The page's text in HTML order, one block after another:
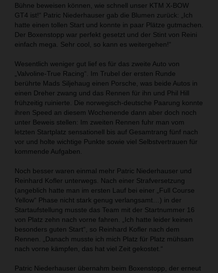
Bühne beweisen können, wie schnell unser KTM X-BOW
GT4 ist!“ Patric Niederhauser gab die Blumen zurück: „Ich
hatte einen tollen Start und konnte in paar Plätze gutmachen.
Der Boxenstopp war perfekt gesetzt und der Stint von Reini
einfach mega. Sehr cool, so kann es weitergehen!“
Wesentlich weniger gut lief es für das zweite Auto von
„Valvoline-True Racing“. Im Trubel der ersten Runde
berührte Mads Siljehaug einen Porsche, was beide Autos in
einen Dreher zwang und das Rennen für ihn und Phil Hill
frühzeitig ruinierte. Die norwegisch-deutsche Paarung konnte
ihren Speed an diesem Wochenende dann aber doch noch
unter Beweis stellen: Im zweiten Rennen fuhr man vom
letzten Startplatz sensationell bis auf Gesamtrang fünf nach
vor und holte wichtige Punkte sowie viel Selbstvertrauen für
kommende Aufgaben.
Noch besser waren einmal mehr Patric Niederhauser und
Reinhard Kofler unterwegs. Nach einer Strafversetzung
(angeblich hatte man im ersten Lauf bei einer „Full Course
Yellow“ Phase nicht stark genug verlangsamt…) in der
Startaufstellung musste das Team mit der Startnummer 16
von Platz zehn nach vorne fahren. „Ich hatte leider keinen
besonders guten Start“, so Reinhard Kofler nach dem
Rennen. „Danach musste ich mich Platz für Platz mühsam
nach vorne kämpfen, das hat viel Zeit gekostet.“
Patric Niederhauser übernahm beim Boxenstopp, der erneut